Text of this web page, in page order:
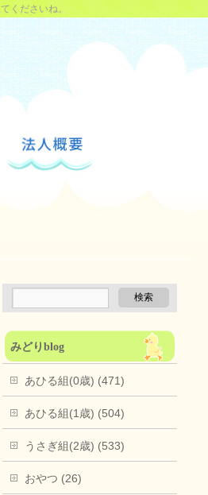
くださいね。
みどりblog
あひる組(0歳) (471)
あひる組(1歳) (504)
うさぎ組(2歳) (533)
おやつ (26)